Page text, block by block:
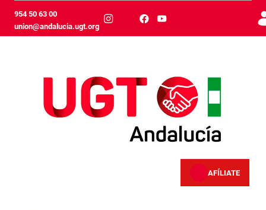
Skip to Main Content
954 50 63 00
union@andalucia.ugt.org
AFÍLIATE